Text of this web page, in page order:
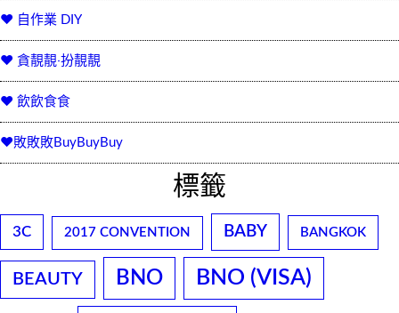
♥ 自作業 DIY
♥ 貪靚靚‧扮靚靚
♥ 飲飲食食
♥敗敗敗BuyBuyBuy
標籤
3C 2017 CONVENTION BABY BANGKOK
BEAUTY BNO BNO (VISA)